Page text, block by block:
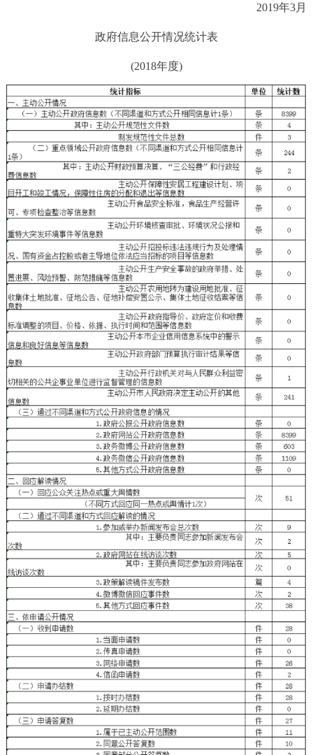
2019年3月
政府信息公开情况统计表
(2018年度)